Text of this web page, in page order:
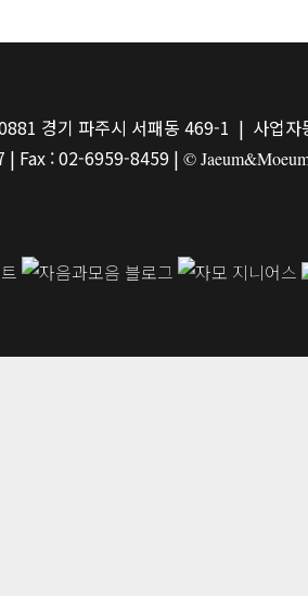
경기 파주시 서패동 469-1 | 사업
| Fax : 02-6959-8459 | ©